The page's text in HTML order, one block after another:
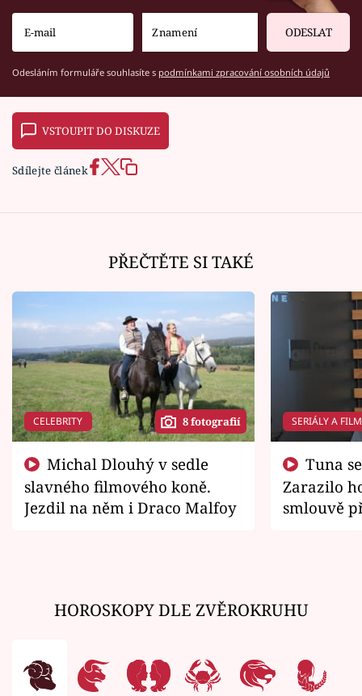
ODESLAT
Odesláním formuláře souhlasíte s podmínkami zpracování osobních údajů
VSTOUPIT DO DISKUZE
Sdílejte článek
PŘEČTĚTE SI TAKÉ
CELEBRITY 8 fotografií
slavného filmového koně.
Jezdil na něm i Draco Malfoy
SERIÁLY A
Zarazilo
smlouvě
HOROSKOPY DLE ZVĚROKRUHU